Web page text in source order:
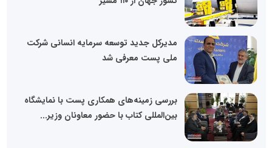
مدیرکل جدید توسعه سرمایه انسانی شرکت
ملی پست معرفی شد
بررسی زمینه‌های همکاری پست با نمایشگاه
بین‌المللی کتاب با حضور معاونان وزیر...